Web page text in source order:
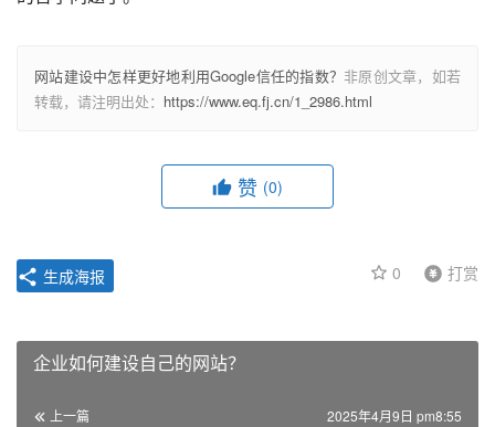
网站建设中怎样更好地利用Google信任的指数？非原创文章，如若
转载，请注明出处： https://www.eq.fj.cn/1_2986.html
赞 (0)
0 打赏
生成海报
企业如何建设自己的网站？
上一篇 2025年4月9日 pm8:55